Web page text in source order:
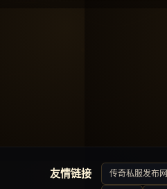
友情链接 传奇私服发布网